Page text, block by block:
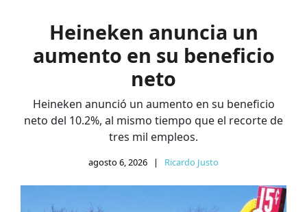
Heineken anuncia un
aumento en su beneficio
neto
Heineken anunció un aumento en su beneficio
neto del 10.2%, al mismo tiempo que el recorte de
tres mil empleos.
agosto 6, 2026 | Ricardo Justo